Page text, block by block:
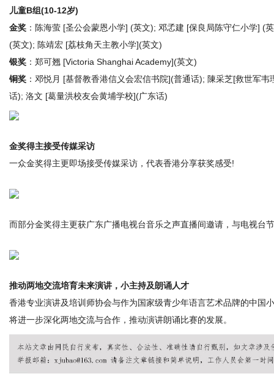
儿童B组(10-12岁)
金奖 ：陈海萤 [圣公会蒙恩小学] (英文); 邓孞建 [保良局陈守仁小学]
(英文); 陈靖宏 [荔枝角天主教小学](英文)
银奖 ：郑可翘 [Victoria Shanghai Academy](英文)
铜奖 ：邓悦月 [基督教香港信义会宏信书院](普通话); 陳采芝[救世军
话); 洛文 [葛量洪校友会黄埔学校](广东话)
金奖得主接受传媒采访
一众金奖得主更即场接受传媒采访，代表香港分享获奖感受!
而部分金奖得主更获广东广播电视台音乐之声直播间邀请，与电视台
推动两地交流培育未来演讲，小主持及朗诵人才
香港专业演讲及培训师协会与作为国家级青少年语言艺术品牌的中国
将进一步深化两地交流与合作，推动演讲朗诵比赛的发展。